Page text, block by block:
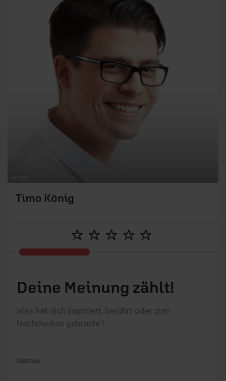
Timo König
Deine Meinung zählt!
Was hat dich inspiriert, berührt oder zum
Nachdenken gebracht?
Name: